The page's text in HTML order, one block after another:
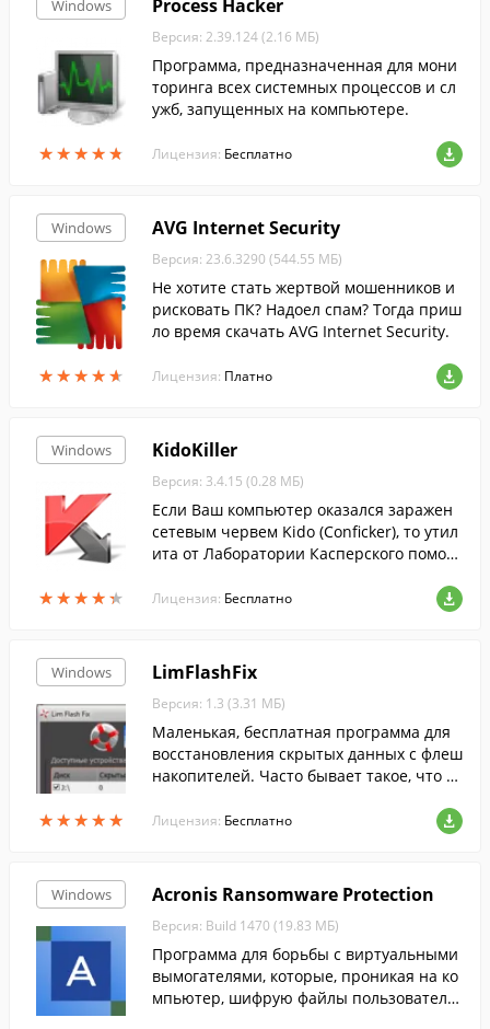
Windows
★★★★★
★★★★★
Process Hacker
Версия: 2.39.124 (2.16 МБ)
Программа, предназначенная для мони
торинга всех системных процессов и сл
ужб, запущенных на компьютере.
Лицензия: Бесплатно
Windows
★★★★★
★★★★★
AVG Internet Security
Версия: 23.6.3290 (544.55 МБ)
Не хотите стать жертвой мошенников и
рисковать ПК? Надоел спам? Тогда приш
ло время скачать AVG Internet Security.
Лицензия: Платно
Windows
★★★★★
★★★★★
KidoKiller
Версия: 3.4.15 (0.28 МБ)
Если Ваш компьютер оказался заражен
сетевым червем Kido (Conficker), то утил
ита от Лаборатории Касперского помож
Лицензия: Бесплатно
Windows
★★★★★
★★★★★
LimFlashFix
Версия: 1.3 (3.31 МБ)
Маленькая, бесплатная программа для
восстановления скрытых данных с флеш
накопителей. Часто бывает такое, что н
о знаете что они там были.
Лицензия: Бесплатно
Windows Acronis Ransomware Protection
Версия: Build 1470 (19.83 МБ)
Программа для борьбы с виртуальными
вымогателями, которые, проникая на ко
мпьютер, шифрую файлы пользователя,